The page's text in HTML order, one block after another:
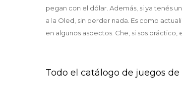
pegan con el dólar. Además, si ya tenés
a la Oled, sin perder nada. Es como
en algunos aspectos. Che, si sos práctico,
Todo el catálogo de juegos de